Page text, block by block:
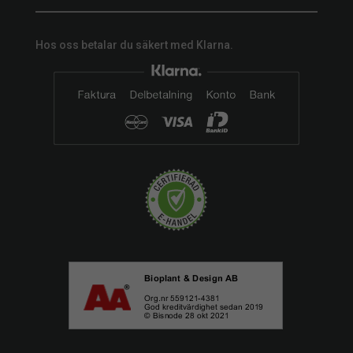
Hos oss betalar du säkert med Klarna.